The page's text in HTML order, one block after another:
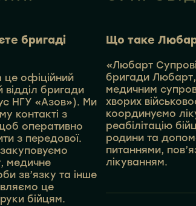
бригаді
офіційний
бригади
НГУ «Азов»). Ми
контакті з
оперативно
з передової.
медичне
зв’язку та інше
це
бійцям.
Що таке
«Любарт
бригади
медичним
хворих
координуємо
реабілітацію
родини та
питаннями,
лікуванням.